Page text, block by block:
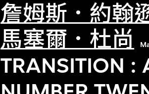
詹姆斯．約翰
馬塞爾．杜尚
TRANSITION :